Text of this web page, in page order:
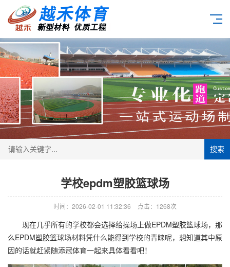
搜索
学校epdm塑胶篮球场
时间：2026-02-01 11:32:36 点击：1268次
现在几乎所有的学校都会选择给操场上做EPDM塑胶篮球场，那
么EPDM塑胶篮球场材料凭什么能得到学校的青睐呢，想知道其中原
因的话就赶紧随添冠体育一起来具体看看吧！